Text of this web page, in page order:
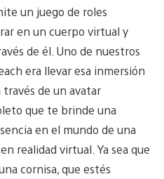
un juego de roles
en un cuerpo virtual y
de él. Uno de nuestros
era llevar esa inmersión
través de un avatar
que te brinde una
en el mundo de una
realidad virtual. Ya sea que
cornisa, que estés